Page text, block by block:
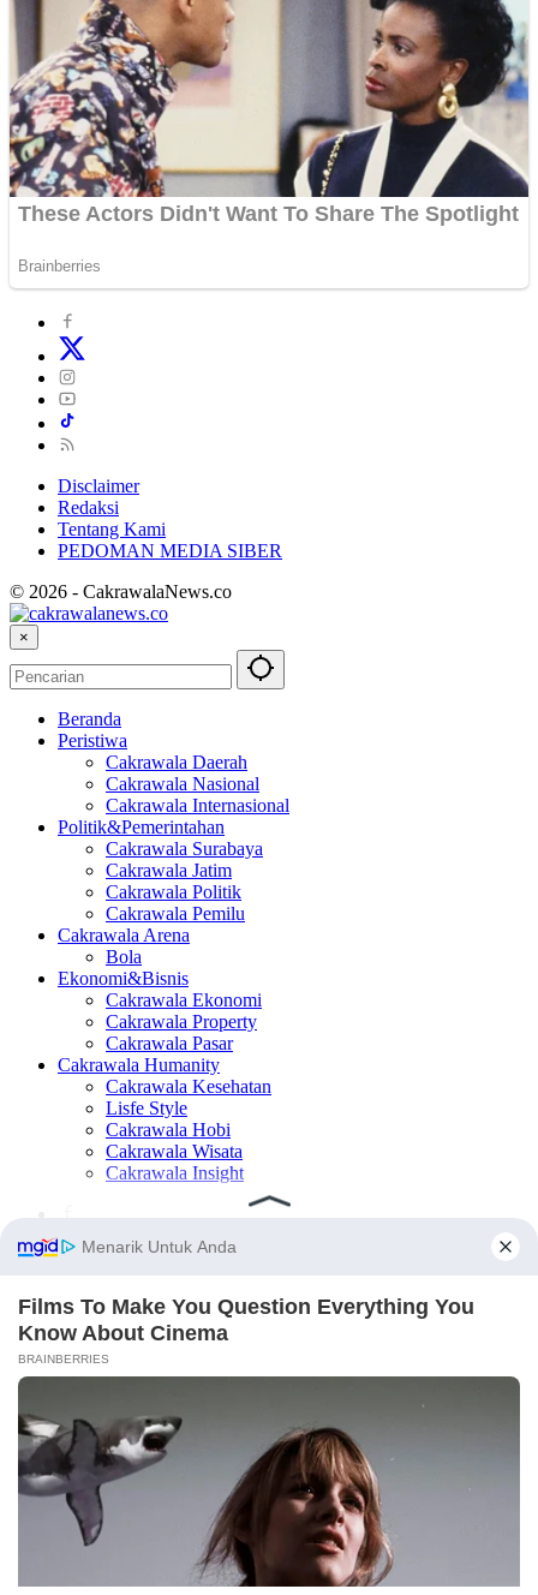
Disclaimer
Redaksi
Tentang Kami
PEDOMAN MEDIA SIBER
© 2026 - CakrawalaNews.co
×
Beranda
Peristiwa
Cakrawala Daerah
Cakrawala Nasional
Cakrawala Internasional
Politik&Pemerintahan
Cakrawala Surabaya
Cakrawala Jatim
Cakrawala Politik
Cakrawala Pemilu
Cakrawala Arena
Bola
Ekonomi&Bisnis
Cakrawala Ekonomi
Cakrawala Property
Cakrawala Pasar
Cakrawala Humanity
Cakrawala Kesehatan
Lisfe Style
Cakrawala Hobi
Cakrawala Wisata
Cakrawala Insight
×